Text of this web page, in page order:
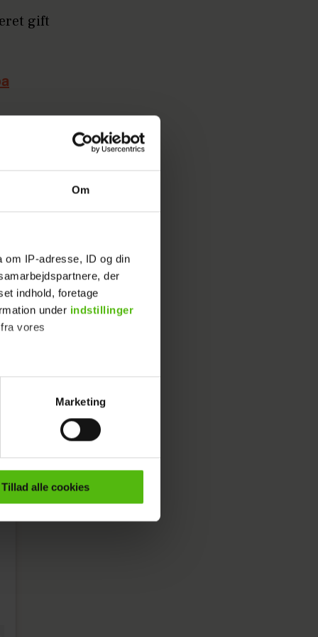
Om
om IP-adresse, ID og din
der
indhold, foretage
under indstillinger
vores
indhold til dig.
Vi indsamler data
Marketing
Tillad alle cookies
gift
4.